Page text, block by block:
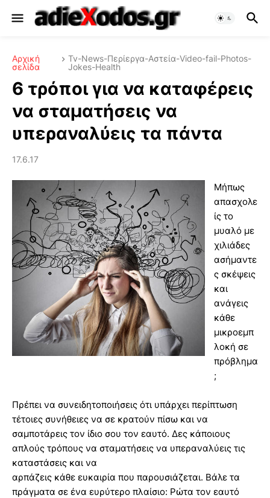
Αρχική
σελίδα
Tv-News-Περίεργα-Αστεία-Video-fail-Photos-
Jokes-Health
6 τρόποι για να καταφέρεις
να σταματήσεις να
υπεραναλύεις τα πάντα
17.6.17
Μήπως
απασχολε
ίς το
μυαλό με
χιλιάδες
ασήμαντε
ς σκέψεις
και
ανάγεις
κάθε
μικροεμπ
λοκή σε
πρόβλημα
;
Πρέπει να συνειδητοποιήσεις ότι υπάρχει περίπτωση
τέτοιες συνήθειες να σε κρατούν πίσω και να
σαμποτάρεις τον ίδιο σου τον εαυτό. Δες κάποιους
απλούς τρόπους να σταματήσεις να υπεραναλύεις τις
καταστάσεις και να
αρπάζεις κάθε ευκαιρία που παρουσιάζεται. Βάλε τα
πράγματα σε ένα ευρύτερο πλαίσιο: Ρώτα τον εαυτό